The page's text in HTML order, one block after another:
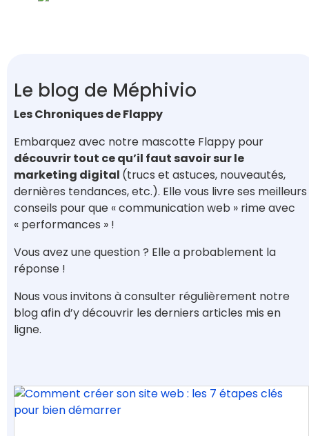
Le blog de Méphivio
Les Chroniques de Flappy
Embarquez avec notre mascotte Flappy pour
découvrir tout ce qu’il faut savoir sur le
marketing digital (trucs et astuces, nouveautés,
dernières tendances, etc.). Elle vous livre ses meilleurs
conseils pour que « communication web » rime avec
« performances » !
Vous avez une question ? Elle a probablement la
réponse !
Nous vous invitons à consulter régulièrement notre
blog afin d’y découvrir les derniers articles mis en
ligne.